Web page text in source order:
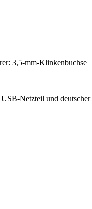
3,5-mm-Klinkenbuchse
Netzteil und